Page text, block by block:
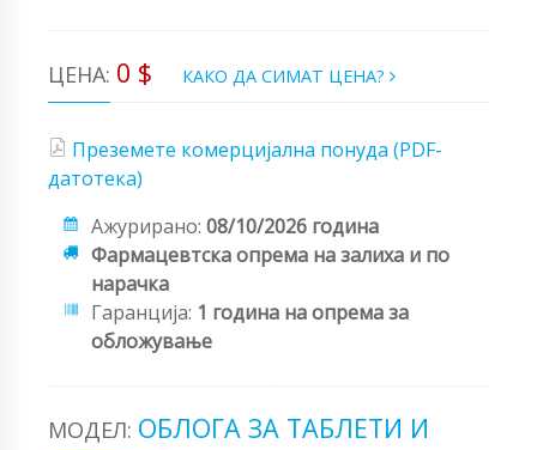
ЦЕНА: 0 $ КАКО ДА СИМАТ ЦЕНА?
Преземете комерцијална понуда (PDF-
датотека)
Ажурирано: 08/10/2026 година
Фармацевтска опрема на залиха и по
нарачка
Гаранција: 1 година на опрема за
обложување
МОДЕЛ: ОБЛОГА ЗА ТАБЛЕТИ И